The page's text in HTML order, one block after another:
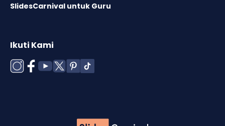
SlidesCarnival untuk Guru
Ikuti Kami